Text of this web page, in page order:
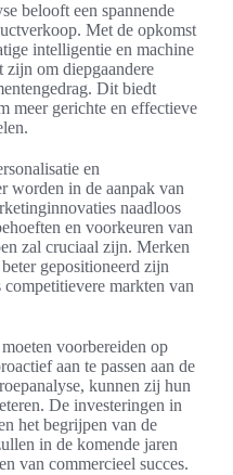
belooft een spannende
Met de opkomst
intelligentie en machine
zijn om diepgaandere
Dit biedt
meer gerichte en effectieve
en
worden in de aanpak van
naadloos
en voorkeuren van
zal cruciaal zijn. Merken
gepositioneerd zijn
markten van
voorbereiden op
aan te passen aan de
kunnen zij hun
De investeringen in
het begrijpen van de
in de komende jaren
van commercieel succes.